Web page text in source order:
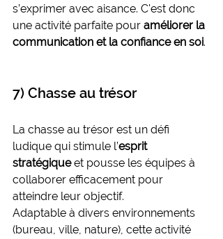
s’exprimer avec aisance. C'est donc
une activité parfaite pour améliorer la
communication et la confiance en soi.
7) Chasse au trésor
La chasse au trésor est un défi
ludique qui stimule l’esprit
stratégique et pousse les équipes à
collaborer efficacement pour
atteindre leur objectif.
Adaptable à divers environnements
(bureau, ville, nature), cette activité